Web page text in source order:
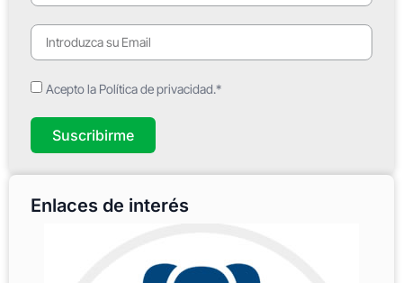
Acepto la Política de privacidad.*
Suscribirme
Enlaces de interés